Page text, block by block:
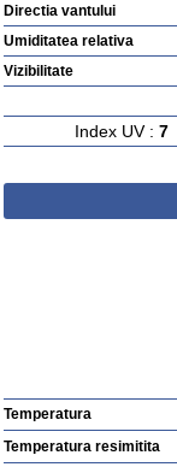
Directia vantului
Umiditatea relativa
Vizibilitate
Index UV : 7
Temperatura
Temperatura resimitita